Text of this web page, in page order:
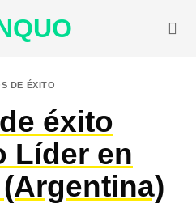
DE ÉXITO
éxito
Líder en